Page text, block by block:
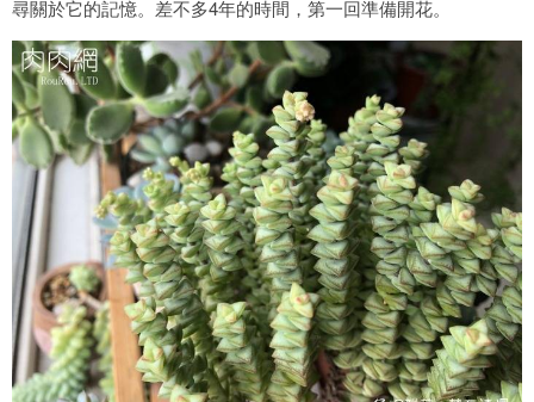
尋關於它的記憶。差不多4年的時間，第一回準備開花。